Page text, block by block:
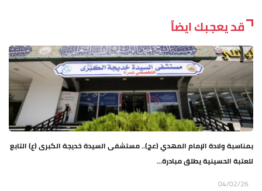
قد يعجبك ايضاً
بمناسبة ولادة الإمام المهدي (عج).. مستشفى السيدة خديجة الكبرى (ع) التابع
للعتبة الحسينية يطلق مبادرة...
04/02/26